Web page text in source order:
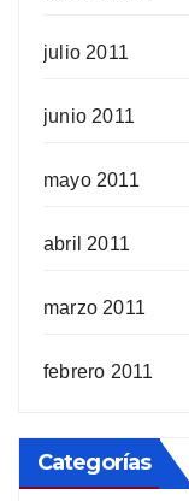
julio 2011
junio 2011
mayo 2011
abril 2011
marzo 2011
febrero 2011
Categorías